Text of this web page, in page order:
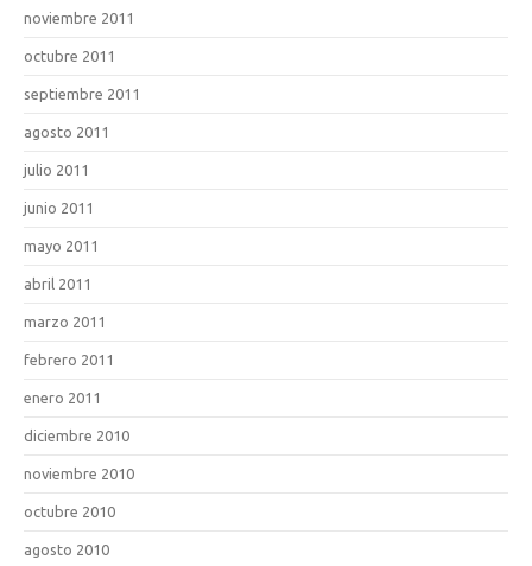
noviembre 2011
octubre 2011
septiembre 2011
agosto 2011
julio 2011
junio 2011
mayo 2011
abril 2011
marzo 2011
febrero 2011
enero 2011
diciembre 2010
noviembre 2010
octubre 2010
agosto 2010